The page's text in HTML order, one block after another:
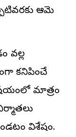
ఆమె
వల్ల
కనిపించే
మాత్రం
విశేషం.